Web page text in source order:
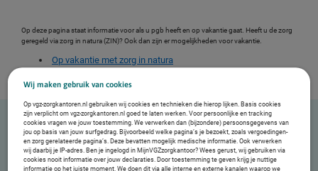
Op deze pagina staat informatie voor als u pgb heeft en op vakantie gaat. Heeft u de zorg
geregeld via zorg in natura (ZIN)? Ook dan zijn er mogelijkheden voor vakantie.
Op vakantie met zorg in natura
Wij maken gebruik van cookies
Op vgz-zorgkantoren.nl gebruiken wij cookies en technieken die hierop lijken. Basis cookies
zijn verplicht om vgz-zorgkantoren.nl goed te laten werken. Voor persoonlijke en tracking
cookies vragen we jouw toestemming. We verwerken dan (bijzondere) persoonsgegevens van
jou op basis van jouw surfgedrag. Bijvoorbeeld welke pagina’s je bezoekt, zoals vergoedingen-
en zorg gerelateerde pagina’s. Deze bevatten mogelijk medische informatie. Ook verwerken
wij daarbij je IP-adres. Ben je ingelogd in MijnVGZzorgkantoor? Wees gerust, wij gebruiken via
cookies nooit informatie over jouw declaraties. Door toestemming te geven krijg je nuttige
informatie op het juiste moment. We doen dit via alle interne en externe kanalen waarop we